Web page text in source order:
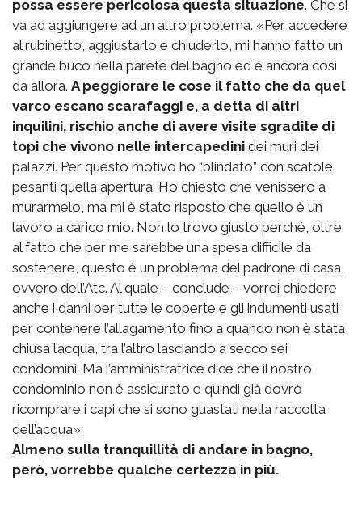
possa essere pericolosa questa situazione. Che si
va ad aggiungere ad un altro problema. «Per accedere
al rubinetto, aggiustarlo e chiuderlo, mi hanno fatto un
grande buco nella parete del bagno ed è ancora così
da allora. A peggiorare le cose il fatto che da quel
varco escano scarafaggi e, a detta di altri
inquilini, rischio anche di avere visite sgradite di
topi che vivono nelle intercapedini dei muri dei
palazzi. Per questo motivo ho “blindato” con scatole
pesanti quella apertura. Ho chiesto che venissero a
murarmelo, ma mi è stato risposto che quello è un
lavoro a carico mio. Non lo trovo giusto perché, oltre
al fatto che per me sarebbe una spesa difficile da
sostenere, questo è un problema del padrone di casa,
ovvero dell’Atc. Al quale – conclude – vorrei chiedere
anche i danni per tutte le coperte e gli indumenti usati
per contenere l’allagamento fino a quando non è stata
chiusa l’acqua, tra l’altro lasciando a secco sei
condomini. Ma l’amministratrice dice che il nostro
condominio non è assicurato e quindi già dovrò
ricomprare i capi che si sono guastati nella raccolta
dell’acqua».
Almeno sulla tranquillità di andare in bagno,
però, vorrebbe qualche certezza in più.